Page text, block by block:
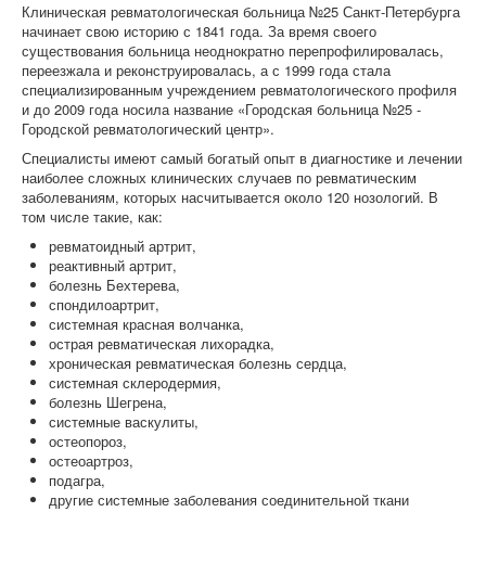
Клиническая ревматологическая больница №25 Санкт-Петербурга
начинает свою историю с 1841 года. За время своего
существования больница неоднократно перепрофилировалась,
переезжала и реконструировалась, а с 1999 года стала
специализированным учреждением ревматологического профиля
и до 2009 года носила название «Городская больница №25 -
Городской ревматологический центр».
Специалисты имеют самый богатый опыт в диагностике и лечении
наиболее сложных клинических случаев по ревматическим
заболеваниям, которых насчитывается около 120 нозологий. В
том числе такие, как:
ревматоидный артрит,
реактивный артрит,
болезнь Бехтерева,
спондилоартрит,
системная красная волчанка,
острая ревматическая лихорадка,
хроническая ревматическая болезнь сердца,
системная склеродермия,
болезнь Шегрена,
системные васкулиты,
остеопороз,
остеоартроз,
подагра,
другие системные заболевания соединительной ткани